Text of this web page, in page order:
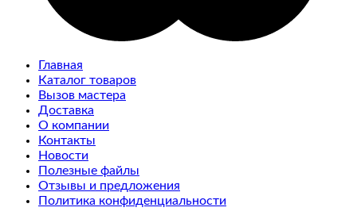
Главная
Каталог товаров
Вызов мастера
Доставка
О компании
Контакты
Новости
Полезные файлы
Отзывы и предложения
Политика конфиденциальности